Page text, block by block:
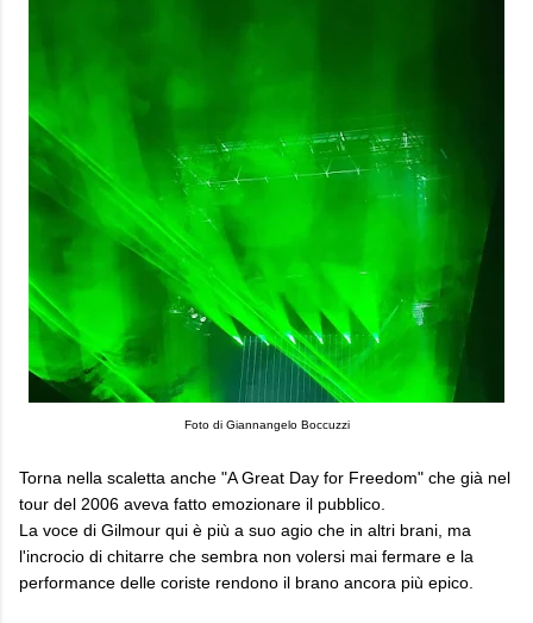
Foto di Giannangelo Boccuzzi
Torna nella scaletta anche "A Great Day for Freedom" che già nel
tour del 2006 aveva fatto emozionare il pubblico.
La voce di Gilmour qui è più a suo agio che in altri brani, ma
l'incrocio di chitarre che sembra non volersi mai fermare e la
performance delle coriste rendono il brano ancora più epico.